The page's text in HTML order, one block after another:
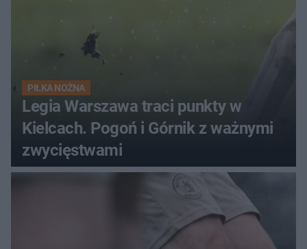
PIŁKA NOŻNA
Legia Warszawa traci punkty w
Kielcach. Pogoń i Górnik z ważnymi
zwycięstwami